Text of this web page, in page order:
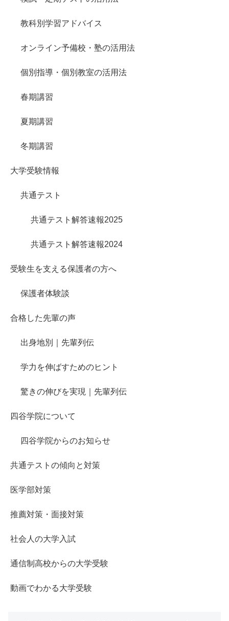
教科別学習アドバイス
オンライン予備校・塾の活用法
個別指導・個別教室の活用法
春期講習
夏期講習
冬期講習
大学受験情報
共通テスト
共通テスト解答速報2025
共通テスト解答速報2024
受験生を支える保護者の方へ
保護者体験談
合格した先輩の声
出身地別｜先輩列伝
学力を伸ばすためのヒント
驚きの伸びを実現｜先輩列伝
四谷学院について
四谷学院からのお知らせ
共通テストの傾向と対策
医学部対策
推薦対策・面接対策
社会人の大学入試
通信制高校からの大学受験
動画でわかる大学受験